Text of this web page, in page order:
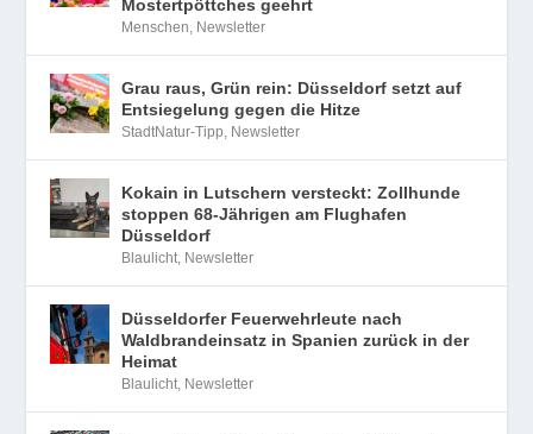
Mostertpöttches geehrt
Menschen, Newsletter
Grau raus, Grün rein: Düsseldorf setzt auf
Entsiegelung gegen die Hitze
StadtNatur-Tipp, Newsletter
Kokain in Lutschern versteckt: Zollhunde
stoppen 68-Jährigen am Flughafen
Düsseldorf
Blaulicht, Newsletter
Düsseldorfer Feuerwehrleute nach
Waldbrandeinsatz in Spanien zurück in der
Heimat
Blaulicht, Newsletter